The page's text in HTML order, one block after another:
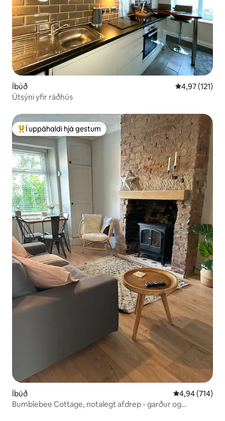
Íbúð 4,97 af 5 í
4,97 (121)
Útsýni yfir ráðhús
Í mestu uppáhaldi hjá gestum
Í uppáhaldi hjá gestum
Íbúð 4,94 af 5 í
4,94 (714)
Bumblebee Cottage, notalegt afdrep - garður og